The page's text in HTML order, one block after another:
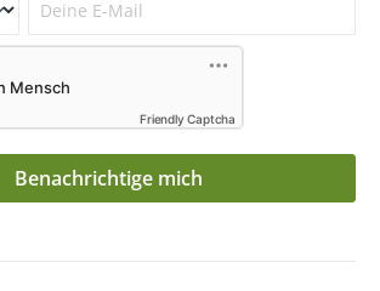
Friendly Captcha
Benachrichtige mich